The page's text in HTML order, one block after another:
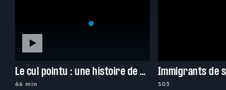
Le cul pointu : une histoire de shed
66 min
Immigrants de
S03